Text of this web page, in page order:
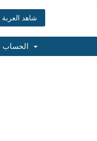
شاهد العربة